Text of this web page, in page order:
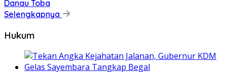
Danau Toba
Selengkapnya
Hukum